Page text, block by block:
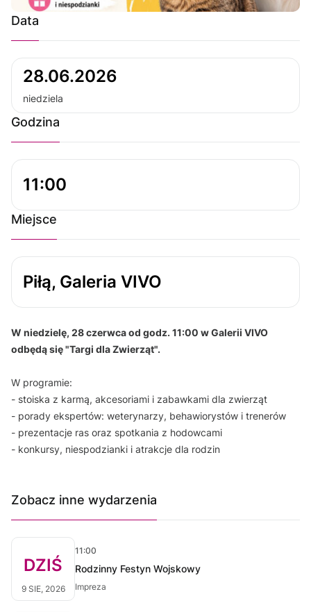
Data
28.06.2026
niedziela
Godzina
11:00
Miejsce
Piłą, Galeria VIVO
W niedzielę, 28 czerwca od godz. 11:00 w Galerii VIVO
odbędą się "Targi dla Zwierząt".
W programie:
- stoiska z karmą, akcesoriami i zabawkami dla zwierząt
- porady ekspertów: weterynarzy, behawiorystów i trenerów
- prezentacje ras oraz spotkania z hodowcami
- konkursy, niespodzianki i atrakcje dla rodzin
Zobacz inne wydarzenia
DZIŚ
9 SIE, 2026
11:00
Rodzinny Festyn Wojskowy
Impreza